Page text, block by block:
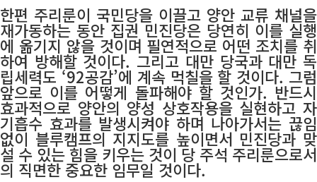
한편 주리룬이 국민당을 이끌고 양안 교류 채널을
재가동하는 동안 집권 민진당은 당연히 이를 실행
에 옮기지 않을 것이며 필연적으로 어떤 조치를 취
하여 방해할 것이다. 그리고 대만 당국과 대만 독
립세력도 ‘92공감’에 계속 먹칠을 할 것이다. 그럼
앞으로 이를 어떻게 돌파해야 할 것인가. 반드시
효과적으로 양안의 양성 상호작용을 실현하고 자
기흡수 효과를 발생시켜야 하며 나아가서는 끊임
없이 블루캠프의 지지도를 높이면서 민진당과 맞
설 수 있는 힘을 키우는 것이 당 주석 주리룬으로서
의 직면한 중요한 임무일 것이다.